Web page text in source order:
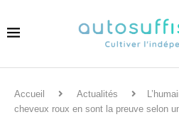
Accueil Actualités
cheveux roux en sont la preuve selon